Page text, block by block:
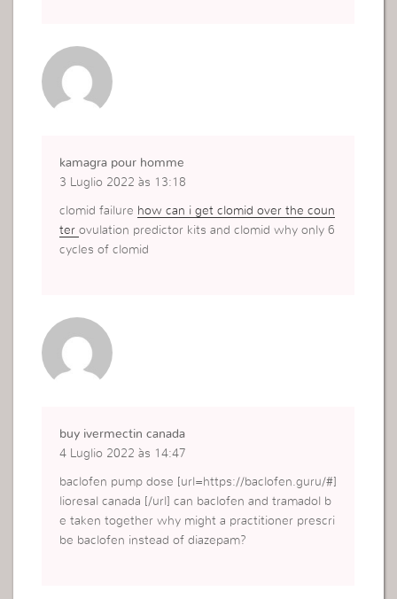
kamagra pour homme
3 Luglio 2022 às 13:18
clomid failure how can i get clomid over the coun
terovulation predictor kits and clomid why only 6
cycles of clomid
buy ivermectin canada
4 Luglio 2022 às 14:47
baclofen pump dose [url=https://baclofen.guru/#]
lioresal canada [/url] can baclofen and tramadol b
e taken together why might a practitioner prescri
be baclofen instead of diazepam?